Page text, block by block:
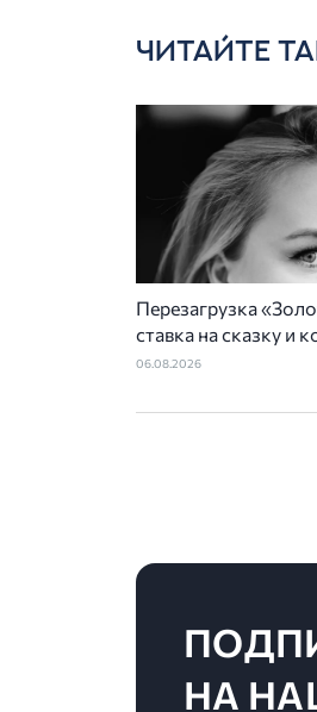
ЧИТАЙТЕ
Перезагрузка
ставка на сказку и
регионов
06.08.2026
НА